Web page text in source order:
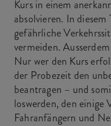
Kurs in einem
absolvieren. In diesem
gefährliche
vermeiden.
Nur wer den Kurs
der Probezeit den
beantragen – und
loswerden, den einige
Fahranfängern und